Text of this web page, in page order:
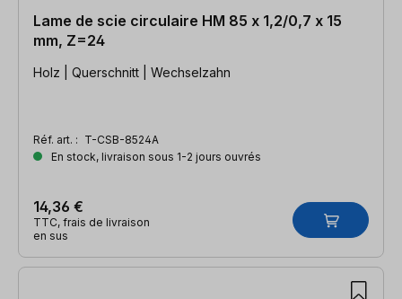
Lame de scie circulaire HM 85 x 1,2/0,7 x 15
mm, Z=24
Holz | Querschnitt | Wechselzahn
Réf. art. : T-CSB-8524A
En stock, livraison sous 1-2 jours ouvrés
14,36 €
TTC, frais de livraison
en sus